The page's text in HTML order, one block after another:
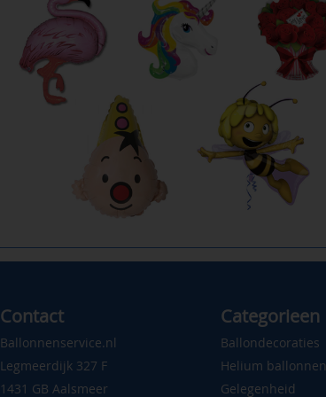
Contact
Ballonnenservice.nl
Legmeerdijk 327 F
1431 GB Aalsmeer
Categorieen
Ballondecoraties
Helium ballonnen
Gelegenheid